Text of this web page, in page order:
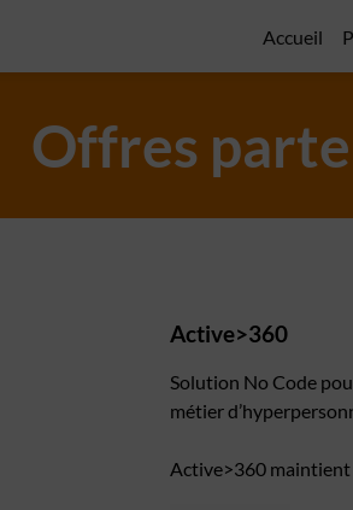
Accueil
Offres
Active>360
Solution No Code
métier
Active>360 maintient